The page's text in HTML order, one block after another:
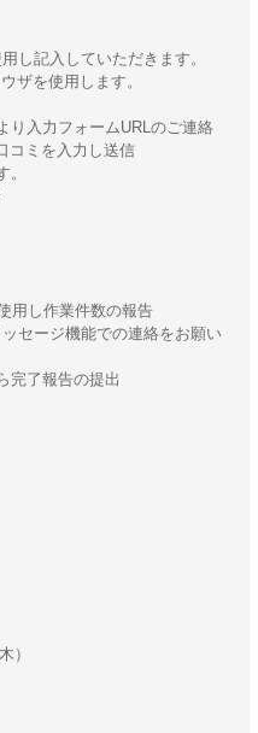
し記入していただきます。
ザを使用します。
入力フォームURLのご連絡
コミを入力し送信
用し作業件数の報告
ージ機能での連絡をお願い
完了報告の提出
）